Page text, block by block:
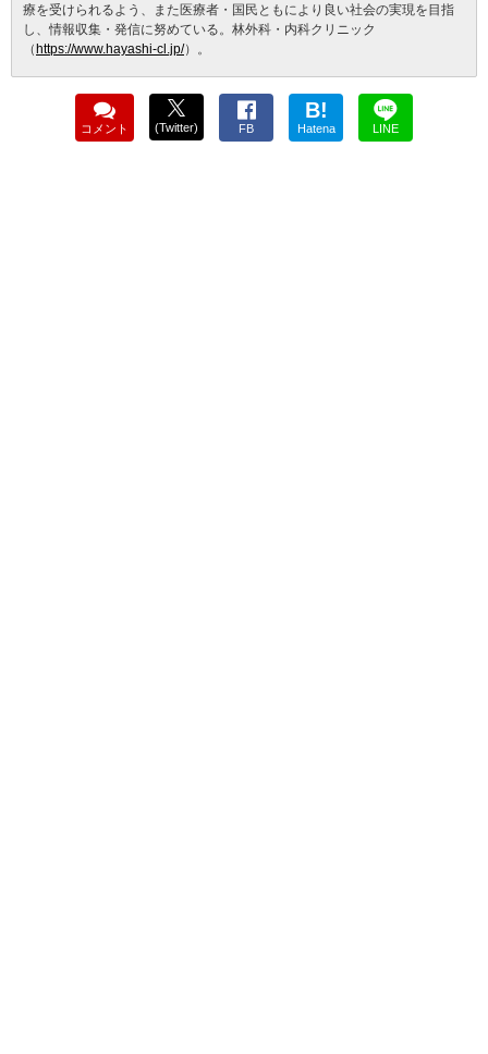
療を受けられるよう、また医療者・国民ともにより良い社会の実現を目指
し、情報収集・発信に努めている。林外科・内科クリニック
（https://www.hayashi-cl.jp/）。
コメント (Twitter) FB
B!
Hatena LINE